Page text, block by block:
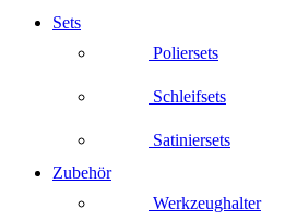
Sets
Poliersets
Schleifsets
Satiniersets
Zubehör
Werkzeughalter